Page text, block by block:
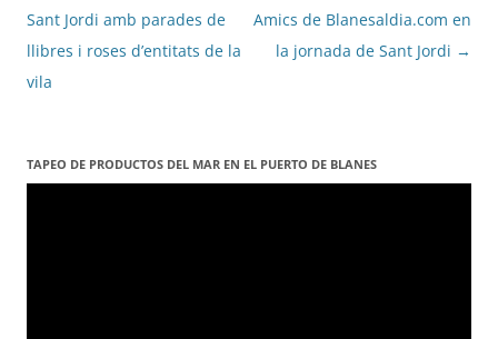
per
les
entrades
Sant Jordi amb parades de
llibres i roses d’entitats de la
vila
Amics de Blanesaldia.com en
la jornada de Sant Jordi →
TAPEO DE PRODUCTOS DEL MAR EN EL PUERTO DE BLANES
Reproductor